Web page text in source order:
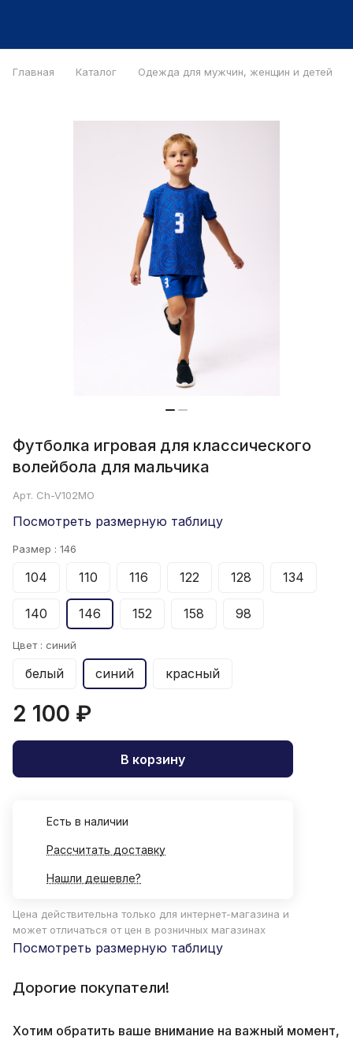
Главная Каталог Одежда для мужчин, женщин и детей
Футболка игровая для классического
волейбола для мальчика
Арт. Ch-V102MO
Посмотреть размерную таблицу
Размер : 146
104 110 116 122 128 134
140 146 152 158 98
Цвет : синий
белый синий красный
2 100 ₽
В корзину
Есть в наличии
Рассчитать доставку
Нашли дешевле?
Цена действительна только для интернет-магазина и
может отличаться от цен в розничных магазинах
Посмотреть размерную таблицу
Дорогие покупатели!
Хотим обратить ваше внимание на важный момент,